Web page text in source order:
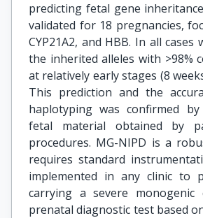
predicting fetal gene
validated for 18 pregnancies,
CYP21A2, and HBB. In all cases
the inherited alleles with >98%
at relatively early stages (8
This prediction and the
haplotyping was confirmed
fetal material obtained by
procedures. MG-NIPD is a
requires standard
implemented in any clinic to
carrying a severe monogenic
prenatal diagnostic test based